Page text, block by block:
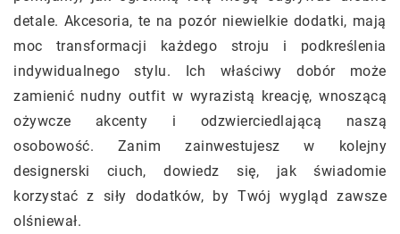
detale. Akcesoria, te na pozór niewielkie dodatki, mają
moc transformacji każdego stroju i podkreślenia
indywidualnego stylu. Ich właściwy dobór może
zamienić nudny outfit w wyrazistą kreację, wnoszącą
ożywcze akcenty i odzwierciedlającą naszą
osobowość. Zanim zainwestujesz w kolejny
designerski ciuch, dowiedz się, jak świadomie
korzystać z siły dodatków, by Twój wygląd zawsze
olśniewał.